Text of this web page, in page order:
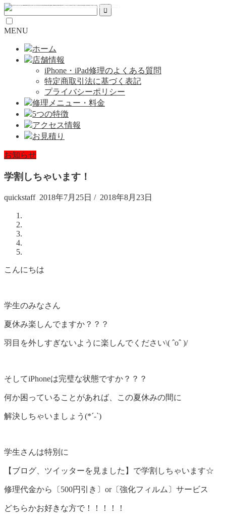
MENU
ホーム
店舗情報
iPhone・iPad修理のよくある質問
特定商取引法に基づく表記
プライバシーポリシー
修理メニュー・料金
5つの特徴
アクセス情報
お見積り
お知らせ
学割しちゃいます！
quickstaff 2018年7月25日 / 2018年8月23日
こんにちは
学生のみなさん
夏休み楽しんでますか？？？
羽目を外しすぎないように楽しんでください\( ˆoˆ )/
そしてiPhoneは完璧な状態ですか？？？
何か困っていることがあれば、この夏休みの間に
解決しちゃいましょう(*´-`)
学生さんは特別に
【ブログ、ツイッターを見ました】で学割しちゃいます☆
修理代金から〔500円引き〕or〔強化フィルム〕サービス
どちらかお好きな方で！！！！！